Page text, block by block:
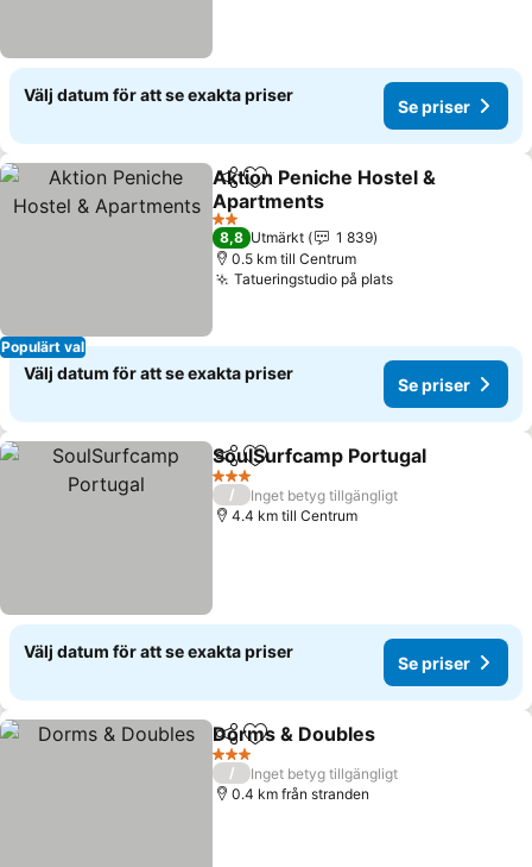
Välj datum för att se exakta priser
Se priser
Populärt val
Dela Lägg till i Mina Favoriter
Aktion Peniche Hostel &
Apartments
2 Stjärnor
8,8 Utmärkt
1 839
0.5 km till Centrum
Tatueringstudio på plats
Välj datum för att se exakta priser
Se priser
Dela Lägg till i Mina Favoriter
SoulSurfcamp Portugal
3 Stjärnor
/
Inget betyg tillgängligt
4.4 km till Centrum
Välj datum för att se exakta priser
Se priser
Dela Lägg till i Mina Favoriter
Dorms & Doubles
3 Stjärnor
/
Inget betyg tillgängligt
0.4 km från stranden